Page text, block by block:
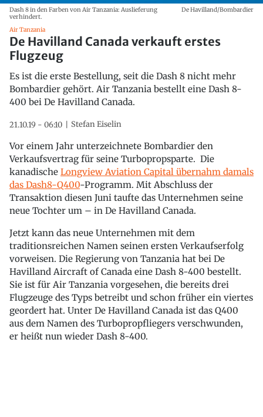
Dash 8 in den Farben von Air Tanzania: Auslieferung
verhindert.
De Havilland/Bombardier
Air Tanzania
De Havilland Canada verkauft erstes
Flugzeug
Es ist die erste Bestellung, seit die Dash 8 nicht mehr
Bombardier gehört. Air Tanzania bestellt eine Dash 8-
400 bei De Havilland Canada.
21.10.19 - 06:10 Stefan Eiselin
Vor einem Jahr unterzeichnete Bombardier den
Verkaufsvertrag für seine Turbopropsparte. Die
kanadische Longview Aviation Capital übernahm damals
das Dash8-Q400-Programm. Mit Abschluss der
Transaktion diesen Juni taufte das Unternehmen seine
neue Tochter um – in De Havilland Canada.
Jetzt kann das neue Unternehmen mit dem
traditionsreichen Namen seinen ersten Verkaufserfolg
vorweisen. Die Regierung von Tanzania hat bei De
Havilland Aircraft of Canada eine Dash 8-400 bestellt.
Sie ist für Air Tanzania vorgesehen, die bereits drei
Flugzeuge des Typs betreibt und schon früher ein viertes
geordert hat. Unter De Havilland Canada ist das Q400
aus dem Namen des Turbopropfliegers verschwunden,
er heißt nun wieder Dash 8-400.